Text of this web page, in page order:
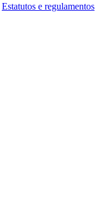
Estatutos e regulamentos